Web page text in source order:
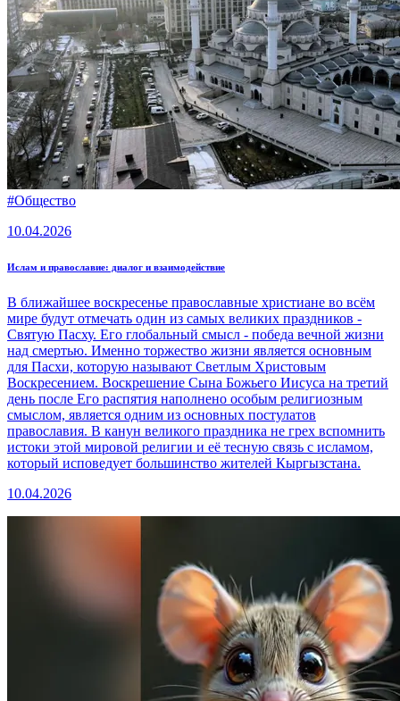
#Общество
10.04.2026
Ислам и православие: диалог и взаимодействие
В ближайшее воскресенье православные христиане во всём
мире будут отмечать один из самых великих праздников -
Святую Пасху. Его глобальный смысл - победа вечной жизни
над смертью. Именно торжество жизни является основным
для Пасхи, которую называют Светлым Христовым
Воскресением. Воскрешение Сына Божьего Иисуса на третий
день после Его распятия наполнено особым религиозным
смыслом, является одним из основных постулатов
православия. В канун великого праздника не грех вспомнить
истоки этой мировой религии и её тесную связь с исламом,
который исповедует большинство жителей Кыргызстана.
10.04.2026